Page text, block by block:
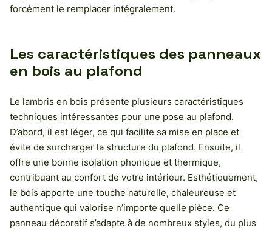
forcément le remplacer intégralement.
Les caractéristiques des panneaux
en bois au plafond
Le lambris en bois présente plusieurs caractéristiques
techniques intéressantes pour une pose au plafond.
D’abord, il est léger, ce qui facilite sa mise en place et
évite de surcharger la structure du plafond. Ensuite, il
offre une bonne isolation phonique et thermique,
contribuant au confort de votre intérieur. Esthétiquement,
le bois apporte une touche naturelle, chaleureuse et
authentique qui valorise n’importe quelle pièce. Ce
panneau décoratif s’adapte à de nombreux styles, du plus